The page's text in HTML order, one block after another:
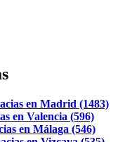
en Madrid (1483)
en Valencia (596)
en Málaga (546)